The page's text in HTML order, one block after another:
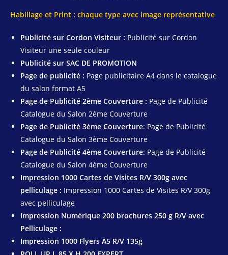
Habillage et Print : chaque type avec image représentative
Publicité sur Cordon Visiteur : Publicité sur Cordon
Visiteur une seule couleur
Publicité sur SAC DE PROMOTION
Page de publicité : Page publicitaire A4 dans le catalogue
du salon format A5
Page de Publicité 2ème Couverture : Page de Publicité
Catalogue du Salon 2ème Couverture
Page de Publicité 3ème Couverture: Page de Publicité
Catalogue du Salon 3ème Couverture
Page de Publicité 4ème Couverture: Page de Publicité
Catalogue du Salon 4ème Couverture
Impression 1000 Cartes de Visites R/V 300g avec
pelliculage : Impression 1000 Cartes de Visites R/V 300g
avec pelliculage
Impression Numérique 200 brochures 250 g R/V avec
Pelliculage :
Impression 1000 Flyers A5 R/V 135g